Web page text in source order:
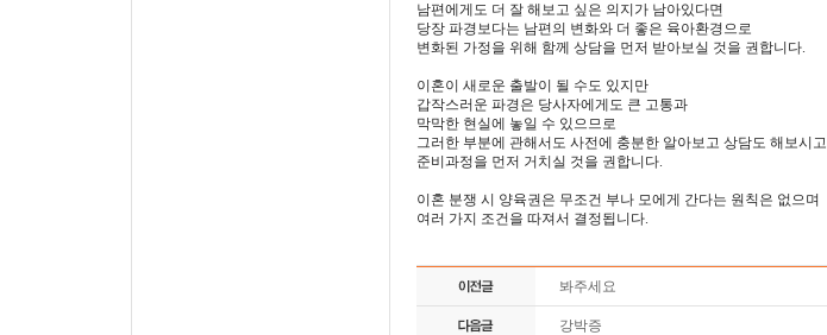
남편에게도 더 잘 해보고 싶은 의지가 남아있다면
당장 파경보다는 남편의 변화와 더 좋은 육아환경으로
변화된 가정을 위해 함께 상담을 먼저 받아보실 것을 권합니다.
이혼이 새로운 출발이 될 수도 있지만
갑작스러운 파경은 당사자에게도 큰 고통과
막막한 현실에 놓일 수 있으므로
그러한 부분에 관해서도 사전에 충분한 알아보고 상담도 해보시고
준비과정을 먼저 거치실 것을 권합니다.
이혼 분쟁 시 양육권은 무조건 부나 모에게 간다는 원칙은 없으며
여러 가지 조건을 따져서 결정됩니다.
봐주세요
강박증